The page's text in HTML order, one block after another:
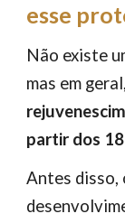
esse
Não existe
mas em
partir dos
Antes disso,